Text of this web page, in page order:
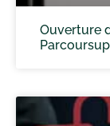
Ouverture